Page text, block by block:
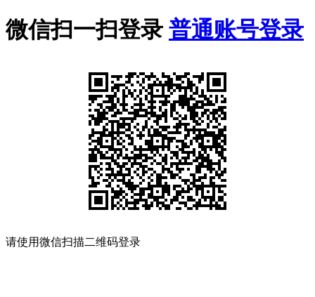
微信扫一扫登录 普通账号登录
请使用微信扫描二维码登录